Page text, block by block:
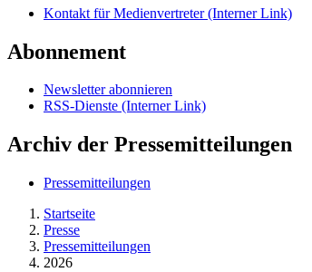
Kontakt für Medienvertreter(Interner Link)
Abonnement
Newsletter abonnieren
RSS-Dienste (Interner Link)
Archiv der Pressemitteilungen
Pressemitteilungen
Startseite
Presse
Pressemitteilungen
2026